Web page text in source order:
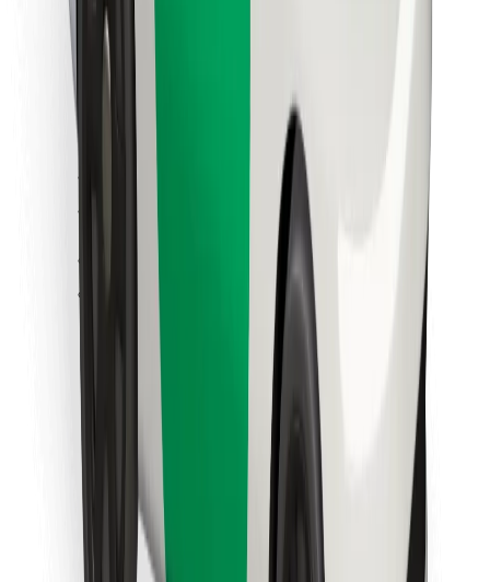
Fornitori
Termini e condizioni
Sicurezza
Fai una corsa in pochi minuti!
Scarica Bolt